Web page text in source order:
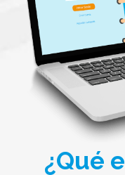
¿Qué